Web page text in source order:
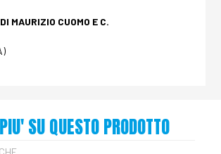
MAURIZIO CUOMO E C.
SU QUESTO PRODOTTO